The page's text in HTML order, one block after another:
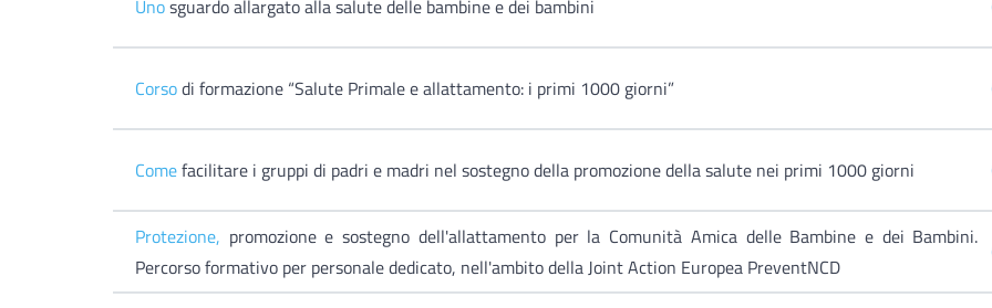
Unosguardo allargato alla salute delle bambine e dei bambini
Corsodi formazione “Salute Primale e allattamento: i primi 1000 giorni”
Comefacilitare i gruppi di padri e madri nel sostegno della promozione della salute nei primi 1000 giorni
Protezione, promozione e sostegno dell'allattamento per la Comunità Amica delle Bambine e dei Bambini.
Percorso formativo per personale dedicato, nell'ambito della Joint Action Europea PreventNCD